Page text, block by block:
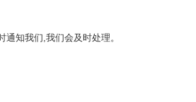
知我们,我们会及时处理。